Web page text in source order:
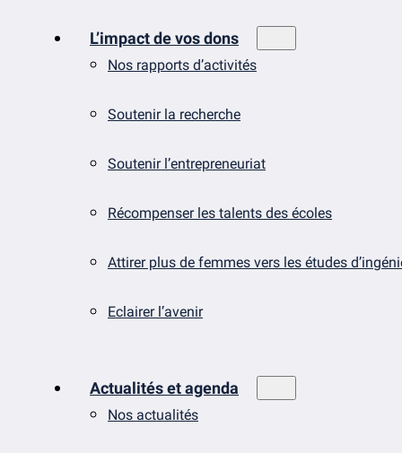
L’impact de vos dons
Nos rapports d’activités
Soutenir la recherche
Soutenir l’entrepreneuriat
Récompenser les talents des écoles
Attirer plus de femmes vers les études
Eclairer l’avenir
Actualités et agenda
Nos actualités